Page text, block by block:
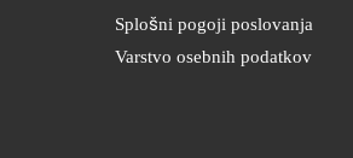
Splošni pogoji poslovanja
Varstvo osebnih podatkov